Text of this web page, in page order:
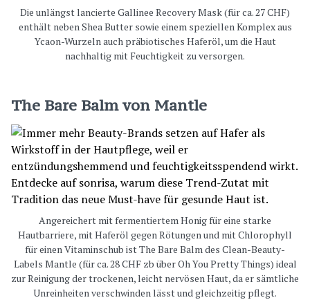
Die unlängst lancierte Gallinee Recovery Mask (für ca. 27 CHF)
enthält neben Shea Butter sowie einem speziellen Komplex aus
Ycaon-Wurzeln auch präbiotisches Haferöl, um die Haut
nachhaltig mit Feuchtigkeit zu versorgen.
The Bare Balm von Mantle
Angereichert mit fermentiertem Honig für eine starke
Hautbarriere, mit Haferöl gegen Rötungen und mit Chlorophyll
für einen Vitaminschub ist The Bare Balm des Clean-Beauty-
Labels Mantle (für ca. 28 CHF zb über Oh You Pretty Things) ideal
zur Reinigung der trockenen, leicht nervösen Haut, da er sämtliche
Unreinheiten verschwinden lässt und gleichzeitig pflegt.